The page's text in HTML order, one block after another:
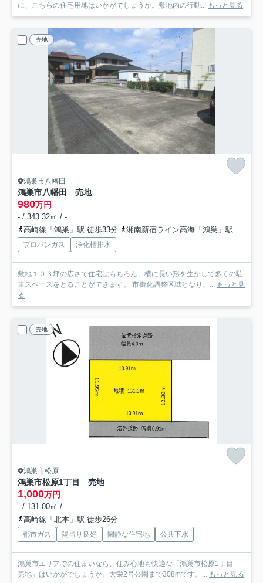
に、こちらの住宅用地はいかがでしょうか。敷地内の行動... もっと見る
売地
鴻巣市八幡田
鴻巣市八幡田 売地
980万円
- / 343.32㎡ / -
高崎線「鴻巣」駅 徒歩33分
湘南新宿ライン高海「鴻巣」駅 徒歩33分
プロパンガス 浄化槽排水
敷地１０３坪の広さで住宅はもちろん、横に長い形を生かして多くの駐
車スペースをとることができます。 市街化調整区域となり、... もっと見
る
売地
鴻巣市松原
鴻巣市松原1丁目 売地
1,000万円
- / 131.00㎡ / -
高崎線「北本」駅 徒歩26分
都市ガス 陽当り良好 閑静な住宅地 公共下水
鴻巣市エリアでの住まいなら、住み心地も快適な「鴻巣市松原1丁目
売地」はいかがでしょうか。大栄2号公園まで308mです。... もっと見る